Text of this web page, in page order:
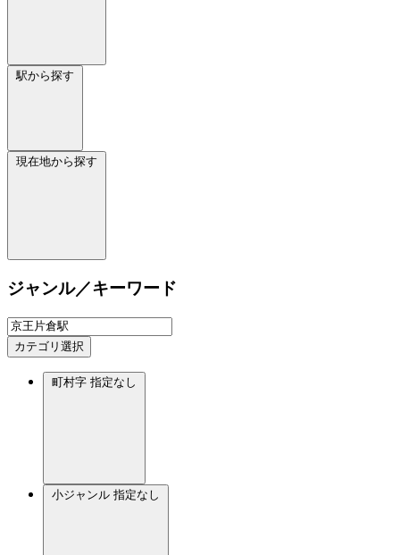
駅から探す
現在地から探す
ジャンル／キーワード
カテゴリ選択
町村字 指定なし
小ジャンル 指定なし